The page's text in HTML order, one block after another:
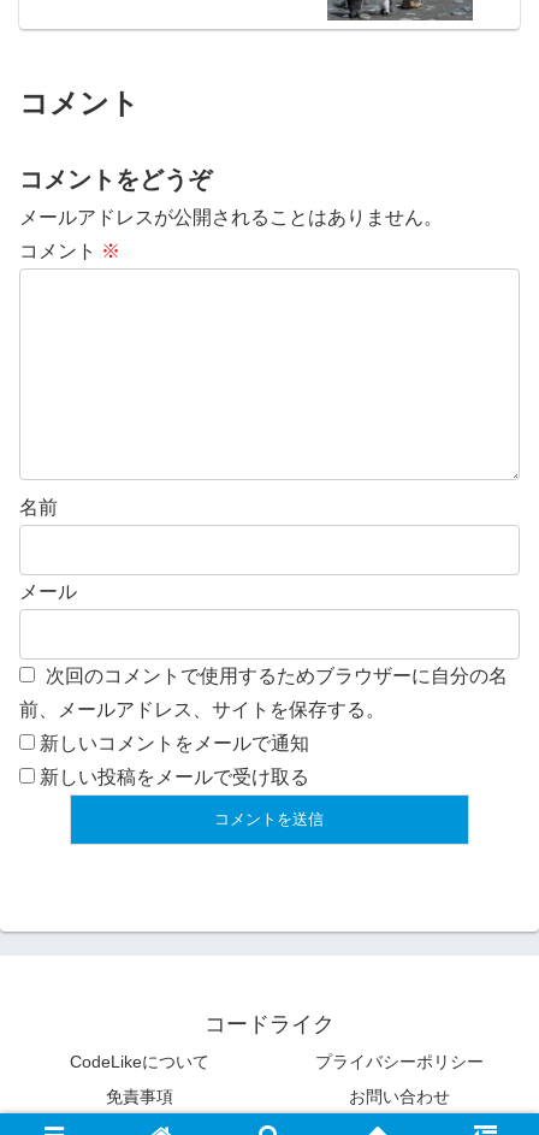
コメント
コメントをどうぞ
メールアドレスが公開されることはありません。
コメント ※
名前
メール
次回のコメントで使用するためブラウザーに自分の名
前、メールアドレス、サイトを保存する。
新しいコメントをメールで通知
新しい投稿をメールで受け取る
コードライク
CodeLikeについて
プライバシーポリシー
免責事項
お問い合わせ